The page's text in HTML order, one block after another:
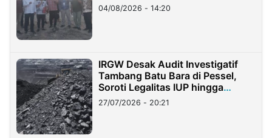
04/08/2026 - 14:20
IRGW Desak Audit Investigatif
Tambang Batu Bara di Pessel,
Soroti Legalitas IUP hingga
Stockpile
27/07/2026 - 20:21